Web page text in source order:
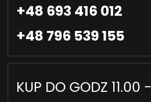
+48 693 416 012
+48 796 539 155
KUP DO GODZ 11.00 -